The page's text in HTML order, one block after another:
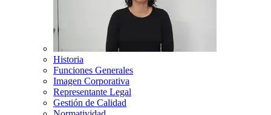
Historia
Funciones Generales
Imagen Corporativa
Representante Legal
Gestión de Calidad